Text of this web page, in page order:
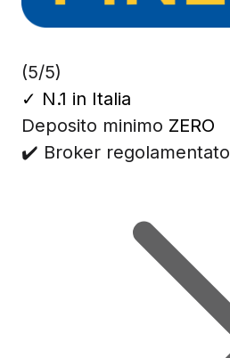
(5/5)
✓ N.1 in Italia
Deposito minimo ZERO
✔️ Broker regolamentato